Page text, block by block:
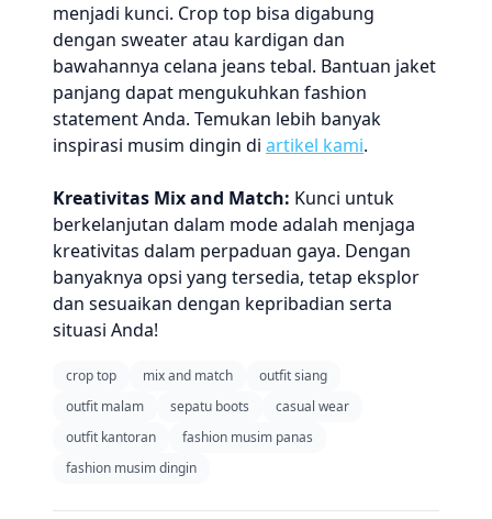
menjadi kunci. Crop top bisa digabung
dengan sweater atau kardigan dan
bawahannya celana jeans tebal. Bantuan jaket
panjang dapat mengukuhkan fashion
statement Anda. Temukan lebih banyak
inspirasi musim dingin di artikel kami.
Kreativitas Mix and Match: Kunci untuk
berkelanjutan dalam mode adalah menjaga
kreativitas dalam perpaduan gaya. Dengan
banyaknya opsi yang tersedia, tetap eksplor
dan sesuaikan dengan kepribadian serta
situasi Anda!
crop top mix and match
outfit siang
outfit malam
sepatu boots
casual wear
outfit kantoran
fashion musim panas
fashion musim dingin